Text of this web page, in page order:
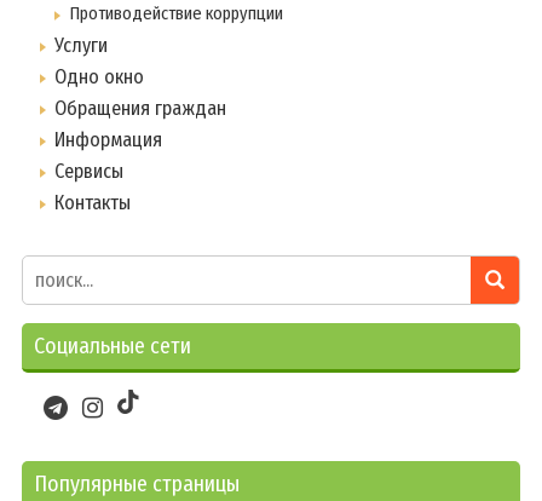
Противодействие коррупции
Услуги
Одно окно
Обращения граждан
Информация
Сервисы
Контакты
Социальные сети
Популярные страницы